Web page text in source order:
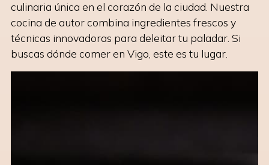
culinaria única en el corazón de la ciudad. Nuestra
cocina de autor combina ingredientes frescos y
técnicas innovadoras para deleitar tu paladar. Si
buscas dónde comer en Vigo, este es tu lugar.